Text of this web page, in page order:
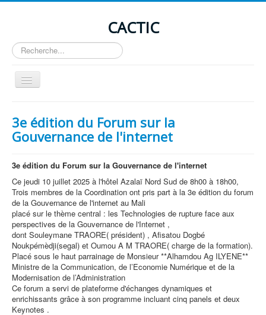
CACTIC
Rechercher
Basculer
la
Présentation
Actualité
Avis de formation
Offre d'emploi
Contacts
3e édition du Forum sur la
Gouvernance de l'internet
3e édition du Forum sur la Gouvernance de l'internet
Ce jeudi 10 juillet 2025 à l'hôtel Azalaï Nord Sud de 8h00 à 18h00,
Trois membres de la Coordination ont pris part à la 3e édition du forum
de la Gouvernance de l'internet au Mali
placé sur le thème central : les Technologies de rupture face aux
perspectives de la Gouvernance de l'Internet ,
dont Souleymane TRAORE( président) , Afisatou Dogbé
Noukpémèdji(segal) et Oumou A M TRAORE( charge de la formation).
Placé sous le haut parrainage de Monsieur **Alhamdou Ag ILYENE**
Ministre de la Communication, de l’Economie Numérique et de la
Modernisation de l’Administration
Ce forum a servi de plateforme d'échanges dynamiques et
enrichissants grâce à son programme incluant cinq panels et deux
Keynotes .